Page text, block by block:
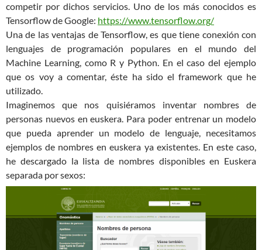
competir por dichos servicios. Uno de los más conocidos es
Tensorflow de Google: https://www.tensorflow.org/
Una de las ventajas de Tensorflow, es que tiene conexión con
lenguajes de programación populares en el mundo del
Machine Learning, como R y Python. En el caso del ejemplo
que os voy a comentar, éste ha sido el framework que he
utilizado.
Imaginemos que nos quisiéramos inventar nombres de
personas nuevos en euskera. Para poder entrenar un modelo
que pueda aprender un modelo de lenguaje, necesitamos
ejemplos de nombres en euskera ya existentes. En este caso,
he descargado la lista de nombres disponibles en Euskera
separada por sexos: